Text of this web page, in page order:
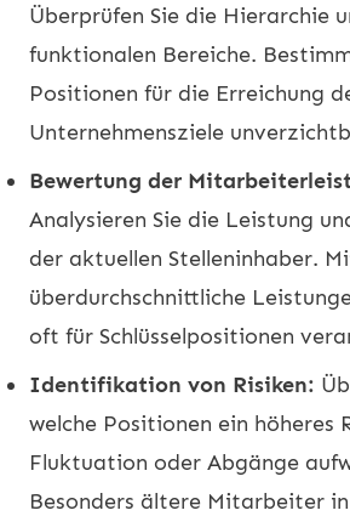
Überprüfen Sie die Hierarchie
funktionalen Bereiche.
Positionen für die Erreichung
Unternehmensziele
Bewertung der
Analysieren Sie die Leistung
der aktuellen Stelleninhaber.
überdurchschnittliche
oft für Schlüsselpositionen
Identifikation von Risiken:
welche Positionen ein höheres
Fluktuation oder Abgänge
Besonders ältere Mitarbeiter in